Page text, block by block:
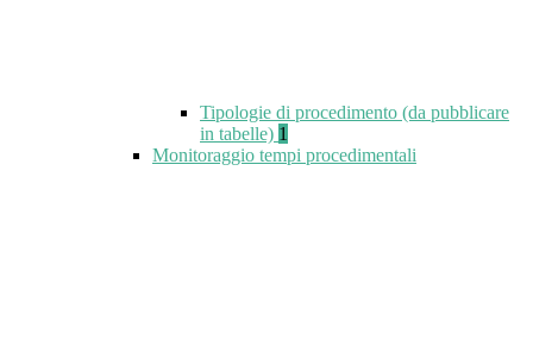
Tipologie di procedimento (da pubblicare
in tabelle) 1
Monitoraggio tempi procedimentali